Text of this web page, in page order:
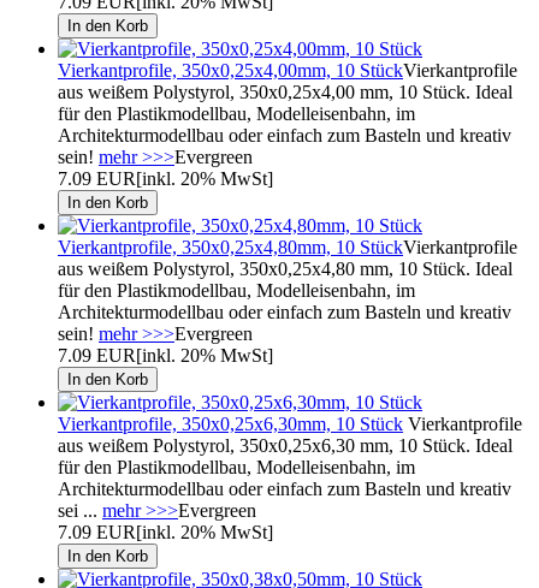
Vierkantprofile, 350x0,25x4,00mm, 10 StückVierkantprofile
aus weißem Polystyrol, 350x0,25x4,00 mm, 10 Stück. Ideal
für den Plastikmodellbau, Modelleisenbahn, im
Architekturmodellbau oder einfach zum Basteln und kreativ
sein! mehr >>>Evergreen
7.09 EUR[inkl. 20% MwSt]
Vierkantprofile, 350x0,25x4,80mm, 10 StückVierkantprofile
aus weißem Polystyrol, 350x0,25x4,80 mm, 10 Stück. Ideal
für den Plastikmodellbau, Modelleisenbahn, im
Architekturmodellbau oder einfach zum Basteln und kreativ
sein! mehr >>>Evergreen
7.09 EUR[inkl. 20% MwSt]
Vierkantprofile, 350x0,25x6,30mm, 10 Stück Vierkantprofile
aus weißem Polystyrol, 350x0,25x6,30 mm, 10 Stück. Ideal
für den Plastikmodellbau, Modelleisenbahn, im
Architekturmodellbau oder einfach zum Basteln und kreativ
sei ... mehr >>>Evergreen
7.09 EUR[inkl. 20% MwSt]